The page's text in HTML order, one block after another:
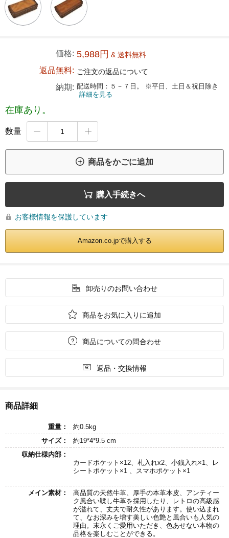
価格: 5,988円 & 送料無料
返品無料: ご注文の返品について
納期: 配送時間：５－７日。 ※平日、土日＆祝日除き
詳細を見る
在庫あり。
数量  
 商品をかごに追加
 購入手続きへ
 お客様情報を保護しています
Amazon.co.jpで購入する
 卸売りのお問い合わせ
 商品をお気に入りに追加
 商品についての問合わせ
 返品・交換情報
商品詳細
重量：
約0.5kg
サイズ：
約19*4*9.5 cm
収納仕様内部：
カードポケット×12、札入れx2、小銭入れ×1、レ
シートポケット×1 、スマホポケット×1
メイン素材：
高品質の天然牛革、厚手の本革本皮、アンティー
ク風合い鞣し牛革を採用したり、レトロの高級感
が溢れて、丈夫で耐久性があります。使い込まれ
て、なお深みを増す美しい色艶と風合いも人気の
理由。末永くご愛用いただき、色あせない本物の
品格を楽しむことができる。